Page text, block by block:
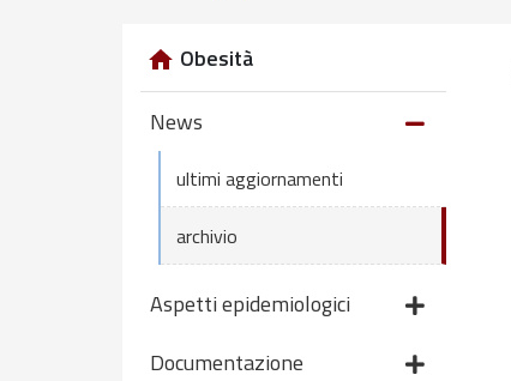
Obesità
News
ultimi aggiornamenti
archivio
Aspetti epidemiologici
Documentazione